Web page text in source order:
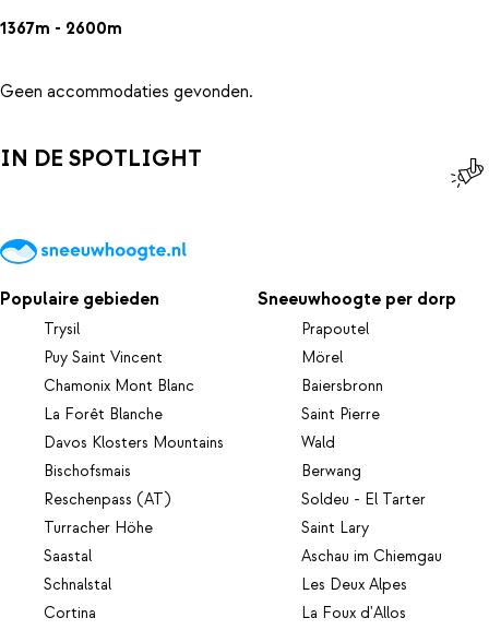
1367m - 2600m
Geen accommodaties gevonden.
IN DE SPOTLIGHT
Populaire gebieden
Trysil
Puy Saint Vincent
Chamonix Mont Blanc
La Forêt Blanche
Davos Klosters Mountains
Bischofsmais
Reschenpass (AT)
Turracher Höhe
Saastal
Schnalstal
Cortina
Sneeuwhoogte per dorp
Prapoutel
Mörel
Baiersbronn
Saint Pierre
Wald
Berwang
Soldeu - El Tarter
Saint Lary
Aschau im Chiemgau
Les Deux Alpes
La Foux d'Allos